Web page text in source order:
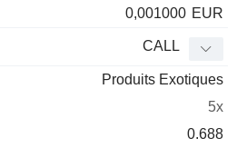
0,001000 EUR
CALL
Produits Exotiques
5x
0.688